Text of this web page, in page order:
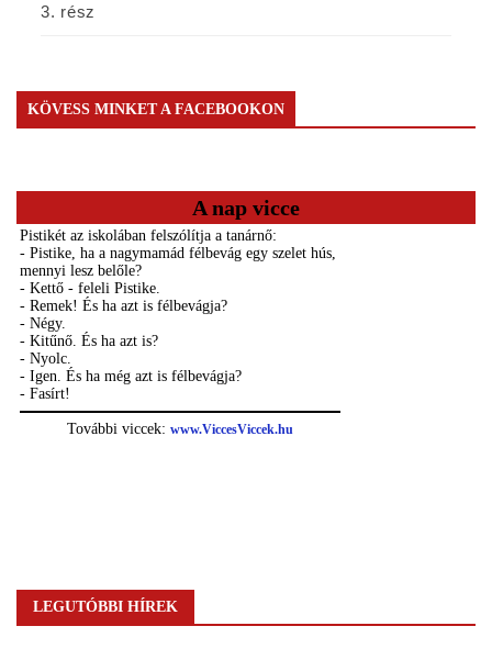
3. rész
KÖVESS MINKET A FACEBOOKON
A nap vicce
LEGUTÓBBI HÍREK